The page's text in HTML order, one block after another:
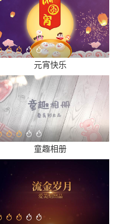
元宵快乐
童趣相册